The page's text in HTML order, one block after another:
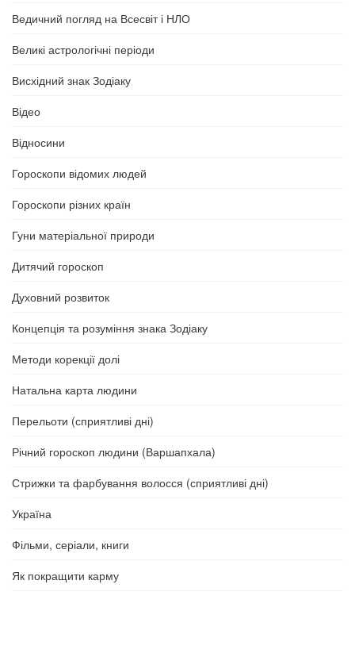
Ведичний погляд на Всесвіт і НЛО
Великі астрологічні періоди
Висхідний знак Зодіаку
Відео
Відносини
Гороскопи відомих людей
Гороскопи різних країн
Гуни матеріальної природи
Дитячий гороскоп
Духовний розвиток
Концепція та розуміння знака Зодіаку
Методи корекції долі
Натальна карта людини
Перельоти (сприятливі дні)
Річний гороскоп людини (Варшапхала)
Стрижки та фарбування волосся (сприятливі дні)
Україна
Фільми, серіали, книги
Як покращити карму